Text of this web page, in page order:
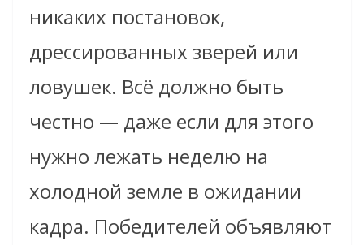
никаких постановок,
дрессированных зверей или
ловушек. Всё должно быть
честно — даже если для этого
нужно лежать неделю на
холодной земле в ожидании
кадра. Победителей объявляют